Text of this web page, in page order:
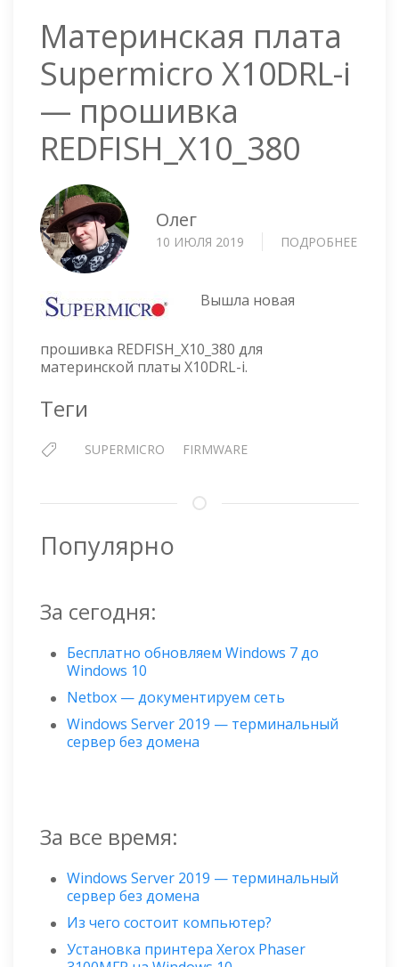
Материнская плата
Supermicro X10DRL-i
— прошивка
REDFISH_X10_380
Олег
10 ИЮЛЯ 2019 ПОДРОБНЕЕ
Вышла новая
прошивка REDFISH_X10_380 для
материнской платы X10DRL-i.
Теги
SUPERMICRO FIRMWARE
Популярно
За сегодня:
Бесплатно обновляем Windows 7 до
Windows 10
Netbox — документируем сеть
Windows Server 2019 — терминальный
сервер без домена
За все время:
Windows Server 2019 — терминальный
сервер без домена
Из чего состоит компьютер?
Установка принтера Xerox Phaser